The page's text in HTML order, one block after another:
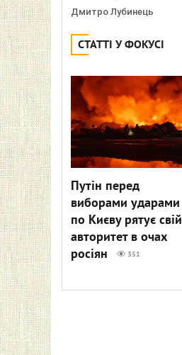
Дмитро Лубинець
СТАТТІ У ФОКУСІ
Путін перед
виборами ударами
по Києву рятує свій
авторитет в очах
росіян
351